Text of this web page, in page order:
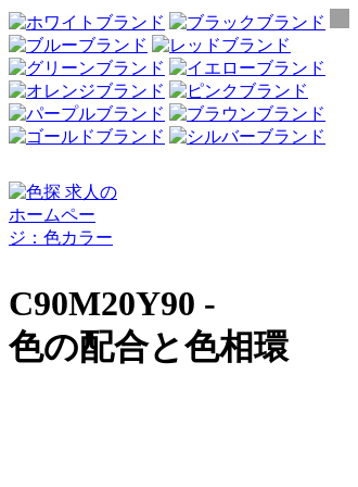
C90M20Y90 -
色の配合と色相環